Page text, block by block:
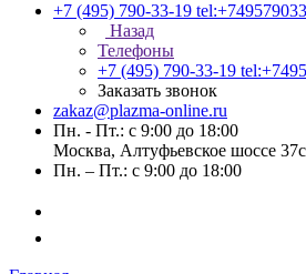
+7 (495) 790-33-19
Назад
Телефоны
+7 (495) 790-33-19
Заказать звонок
zakaz@plazma-online.ru
Пн. - Пт.: с 9:00 до 18:00
Москва, Алтуфьевское шоссе
Пн. – Пт.: с 9:00 до 18:00